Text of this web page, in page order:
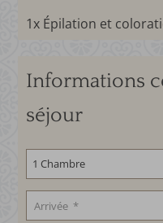
1x Épilation et
Informations
séjour